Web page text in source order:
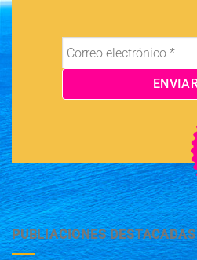
PUBLIACIONES DESTACADAS